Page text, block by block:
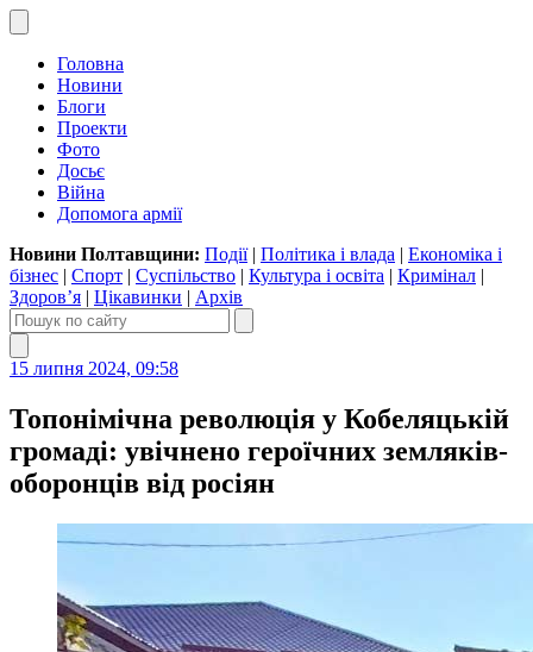
Головна
Новини
Блоги
Проекти
Фото
Досьє
Війна
Допомога армії
Новини Полтавщини: Події| Політика і влада | Економіка і
бізнес | Спорт | Суспільство | Культура і освіта | Кримінал |
Здоров’я | Цікавинки | Архів
15 липня 2024, 09:58
Топонімічна революція у Кобеляцькій
громаді: увічнено героїчних земляків-
оборонців від росіян